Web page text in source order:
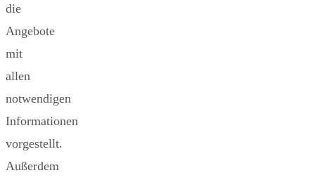
die
Angebote
mit
allen
notwendigen
Informationen
vorgestellt.
Außerdem